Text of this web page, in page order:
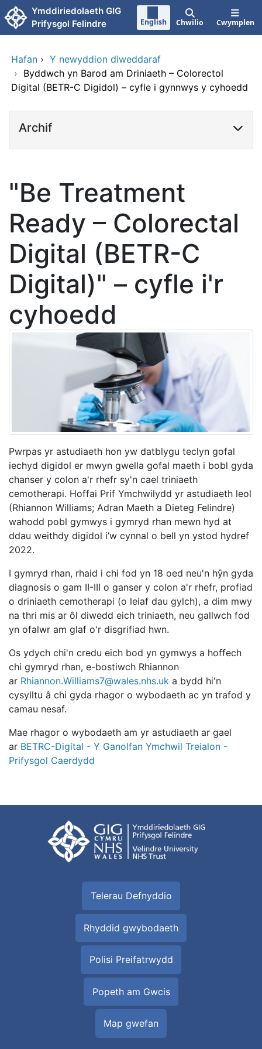
Neidio i'r prif gynnwy
Ymddiriedolaeth GIG
Prifysgol Felindre
English Chwilio Cwymplen
Hafan › Y newyddion diweddaraf
› Byddwch yn Barod am Driniaeth – Colorectol
Digital (BETR-C Digidol) – cyfle i gynnwys y cyhoedd
Archif
"Be Treatment
Ready – Colorectal
Digital (BETR-C
Digital)" – cyfle i'r
cyhoedd
Pwrpas yr astudiaeth hon yw datblygu teclyn gofal
iechyd digidol er mwyn gwella gofal maeth i bobl gyda
chanser y colon a'r rhefr sy'n cael triniaeth
cemotherapi. Hoffai Prif Ymchwilydd yr astudiaeth leol
(Rhiannon Williams; Adran Maeth a Dieteg Felindre)
wahodd pobl gymwys i gymryd rhan mewn hyd at
ddau weithdy digidol i’w cynnal o bell yn ystod hydref
2022.
I gymryd rhan, rhaid i chi fod yn 18 oed neu'n hŷn gyda
diagnosis o gam II-III o ganser y colon a'r rhefr, profiad
o driniaeth cemotherapi (o leiaf dau gylch), a dim mwy
na thri mis ar ôl diwedd eich triniaeth, neu gallwch fod
yn ofalwr am glaf o'r disgrifiad hwn.
Os ydych chi'n credu eich bod yn gymwys a hoffech
chi gymryd rhan, e-bostiwch Rhiannon
ar Rhiannon.Williams7@wales.nhs.uk a bydd hi'n
cysylltu â chi gyda rhagor o wybodaeth ac yn trafod y
camau nesaf.
Mae rhagor o wybodaeth am yr astudiaeth ar gael
ar BETRC-Digital - Y Ganolfan Ymchwil Treialon -
Prifysgol Caerdydd
Telerau Defnyddio
Rhyddid gwybodaeth
Polisi Preifatrwydd
Popeth am Gwcis
Map gwefan